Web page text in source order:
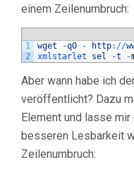
einem Zeilenumbruch:
1
2
wget -qO - http: //
xmlstarlet sel -t -
Aber wann habe ich
veröffentlicht? Dazu
Element und lasse mir
besseren Lesbarkeit
Zeilenumbruch: